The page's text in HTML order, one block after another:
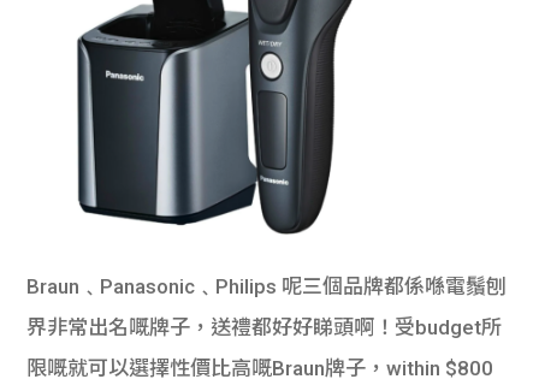
Braun﹑Panasonic﹑Philips 呢三個品牌都係喺電鬚刨
界非常出名嘅牌子，送禮都好好睇頭啊！受budget所
限嘅就可以選擇性價比高嘅Braun牌子，within $800